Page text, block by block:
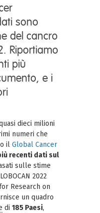
sono
del cancro
Riportiamo
più
e i
dieci milioni
numeri che
il Global Cancer
recenti dati sul
sulle stime
2022
Research on
un quadro
di 185 Paesi,